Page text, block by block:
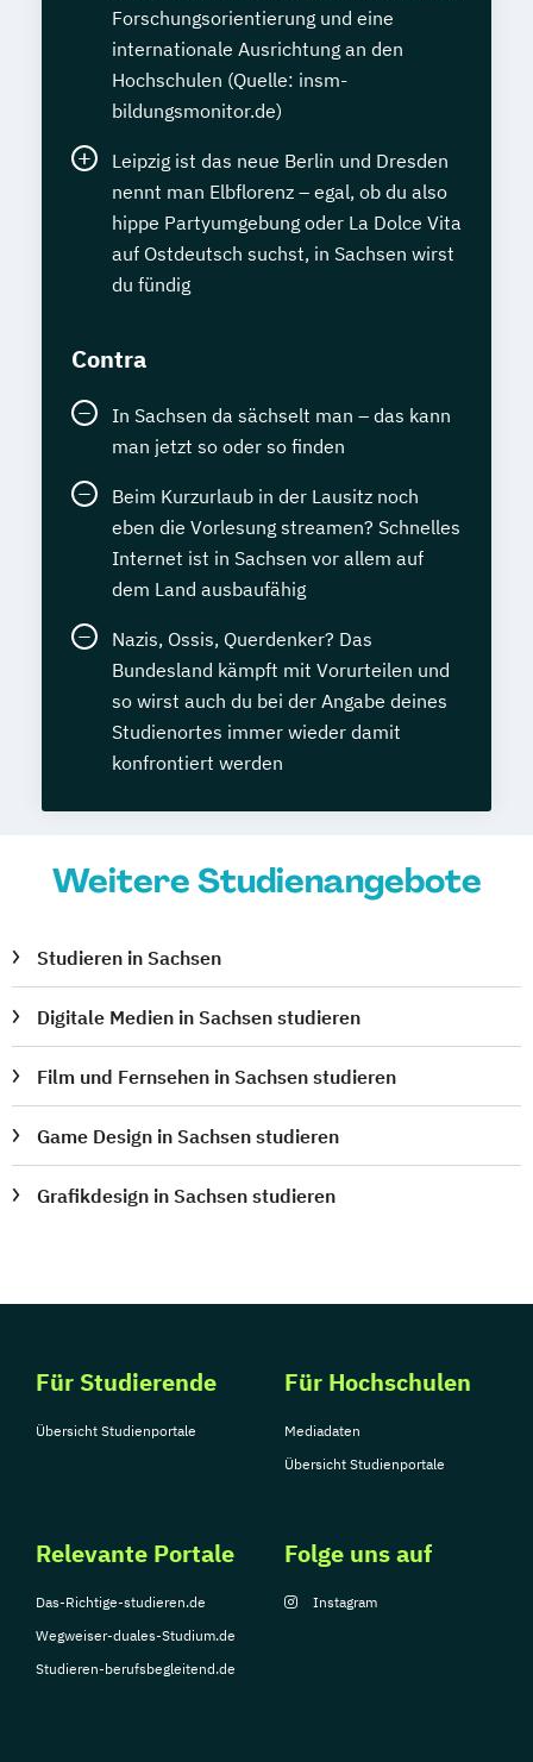
Forschungsorientierung und eine
internationale Ausrichtung an den
Hochschulen (Quelle: insm-
bildungsmonitor.de)
Leipzig ist das neue Berlin und Dresden
nennt man Elbflorenz – egal, ob du also
hippe Partyumgebung oder La Dolce Vita
auf Ostdeutsch suchst, in Sachsen wirst
du fündig
Contra
In Sachsen da sächselt man – das kann
man jetzt so oder so finden
Beim Kurzurlaub in der Lausitz noch
eben die Vorlesung streamen? Schnelles
Internet ist in Sachsen vor allem auf
dem Land ausbaufähig
Nazis, Ossis, Querdenker? Das
Bundesland kämpft mit Vorurteilen und
so wirst auch du bei der Angabe deines
Studienortes immer wieder damit
konfrontiert werden
Weitere Studienangebote
Studieren in Sachsen
Digitale Medien in Sachsen studieren
Film und Fernsehen in Sachsen studieren
Game Design in Sachsen studieren
Grafikdesign in Sachsen studieren
Für Studierende
Übersicht Studienportale
Für Hochschulen
Mediadaten
Übersicht Studienportale
Relevante Portale
Das-Richtige-studieren.de
Wegweiser-duales-Studium.de
Studieren-berufsbegleitend.de
Folge uns auf
Instagram